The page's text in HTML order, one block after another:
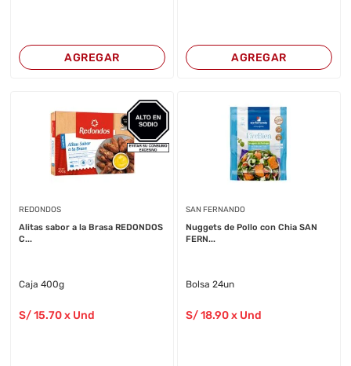
AGREGAR AGREGAR
REDONDOS
Alitas sabor a la Brasa REDONDOS
C...
Caja 400g
S/15.70 x Und
SAN FERNANDO
Nuggets de Pollo con Chia SAN
FERN...
Bolsa 24un
S/18.90x Und